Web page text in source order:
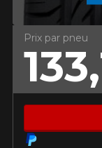
CODE
véhicule pour
garantie*.
LIVRAISON
Votre
sera livré
CODE
Calculateur de
L'entretien de vos
Qui sommes-nous ?
Méthodes de
Prix par pneu
133,